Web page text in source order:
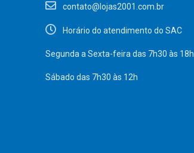
contato@lojas2001.com.br
Horário do atendimento do SAC
Segunda a Sexta-feira das 7h30 às 18h
Sábado das 7h30 às 12h